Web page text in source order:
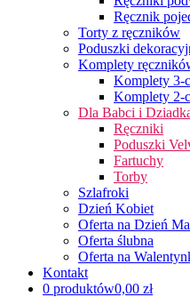
Ręcznik
Torty z ręczników
Poduszki
Komplety
Komplety 3-
Komplety 2-
Dla Babci i
Ręczniki
Poduszki
Fartuchy
Torby
Szlafroki
Dzień Kobiet
Oferta na Dzień
Oferta ślubna
Oferta na
Kontakt
0 produktów0,00 zł